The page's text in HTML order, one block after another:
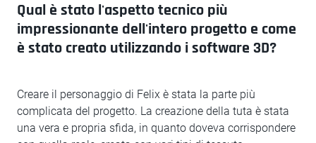
Qual è stato l'aspetto tecnico più
impressionante dell'intero progetto e come
è stato creato utilizzando i software 3D?
Creare il personaggio di Felix è stata la parte più
complicata del progetto. La creazione della tuta è stata
una vera e propria sfida, in quanto doveva corrispondere